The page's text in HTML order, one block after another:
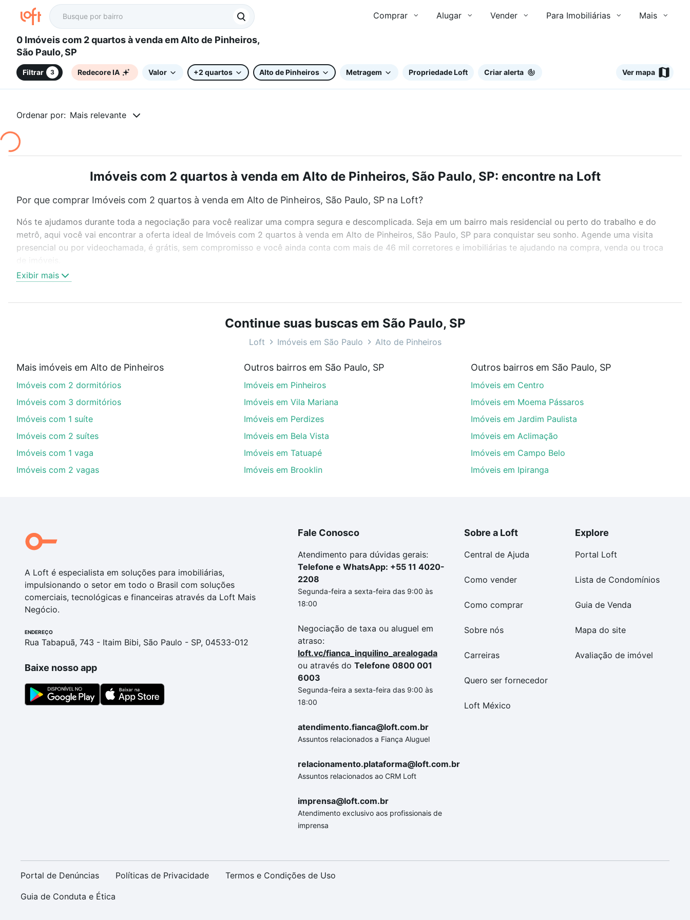
Comprar Alugar Vender Para Imobiliárias Mais
0 Imóveis com 2 quartos à venda em Alto de Pinheiros,
São Paulo, SP
Filtrar 3 Redecore IA Valor +2 quartos Alto de Pinheiros Metragem Propriedade Loft Criar alerta Ver mapa
Ordenar por: Mais relevante
Imóveis com 2 quartos à venda em Alto de Pinheiros, São Paulo, SP: encontre na Loft
Por que comprar Imóveis com 2 quartos à venda em Alto de Pinheiros, São Paulo, SP na Loft?
Nós te ajudamos durante toda a negociação para você realizar uma compra segura e descomplicada. Seja em um bairro mais residencial ou perto do trabalho e do
metrô, aqui você vai encontrar a oferta ideal de Imóveis com 2 quartos à venda em Alto de Pinheiros, São Paulo, SP para conquistar seu sonho. Agende uma visita
presencial ou por videochamada, é grátis, sem compromisso e você ainda conta com mais de 46 mil corretores e imobiliárias te ajudando na compra, venda ou troca
Como escolher um imóvel?
Use barra de busca no topo para pesquisar por ruas, bairros e até condomínios favoritos. Você também pode usar os filtros como quantidade de quartos, suítes, com
ou sem vaga de garagem para combinar perfeitamente com o preço, metragem e comodidades, como piscina, academia, salão de festas ou área verde e encontrar
Imóveis com 2 quartos à venda em Alto de Pinheiros, São Paulo, SP ideal para você na Loft.
Aqui na Loft temos a oferta ideal para você, com Imóveis com 2 quartos à venda em Alto de Pinheiros, São Paulo, SP que custam a partir de R$ 0 e com nossas
opções de financiamento imobiliário as parcelas podem se adequar ao seu orçamento. Se ainda tem alguma dúvida dos custos envolvidos no processo de compra,
veja em nosso portal quanto custa comprar um apartamento e conte com a gente para comprar o imóvel dos seus sonhos com segurança e conforto. Loft, com você
Exibir mais
Continue suas buscas em São Paulo, SP
Loft Imóveis em São Paulo Alto de Pinheiros
Mais imóveis em Alto de Pinheiros
Imóveis com 2 dormitórios
Imóveis com 3 dormitórios
Imóveis com 1 suíte
Imóveis com 2 suítes
Imóveis com 1 vaga
Imóveis com 2 vagas
Outros bairros em São Paulo, SP
Imóveis em Pinheiros
Imóveis em Vila Mariana
Imóveis em Perdizes
Imóveis em Bela Vista
Imóveis em Tatuapé
Imóveis em Brooklin
Outros bairros em São Paulo, SP
Imóveis em Centro
Imóveis em Moema Pássaros
Imóveis em Jardim Paulista
Imóveis em Aclimação
Imóveis em Campo Belo
Imóveis em Ipiranga
A Loft é especialista em soluções para imobiliárias,
impulsionando o setor em todo o Brasil com soluções
comerciais, tecnológicas e financeiras através da Loft Mais
Negócio.
ENDEREÇO
Rua Tabapuã, 743 - Itaim Bibi, São Paulo - SP, 04533-012
Baixe nosso app
Fale Conosco
Atendimento para dúvidas gerais:
Telefone e WhatsApp: +55 11 4020-
2208
Segunda-feira a sexta-feira das 9:00 às
18:00
Negociação de taxa ou aluguel em
atraso:
loft.vc/fianca_inquilino_arealogada
ou através do Telefone 0800 001
6003
Segunda-feira a sexta-feira das 9:00 às
18:00
atendimento.fianca@loft.com.br
Assuntos relacionados a Fiança Aluguel
relacionamento.plataforma@loft.com.br
Assuntos relacionados ao CRM Loft
imprensa@loft.com.br
Atendimento exclusivo aos profissionais de
imprensa
Sobre a Loft
Central de Ajuda
Como vender
Como comprar
Sobre nós
Carreiras
Quero ser fornecedor
Loft México
Explore
Portal Loft
Lista de Condomínios
Guia de Venda
Mapa do site
Avaliação de imóvel
Portal de Denúncias Políticas de Privacidade Termos e Condições de Uso
Guia de Conduta e Ética